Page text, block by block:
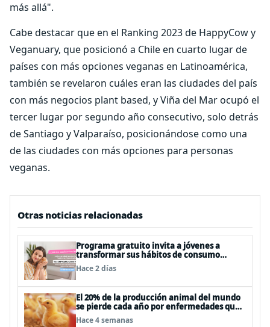
más allá".
Cabe destacar que en el Ranking 2023 de HappyCow y
Veganuary, que posicionó a Chile en cuarto lugar de
países con más opciones veganas en Latinoamérica,
también se revelaron cuáles eran las ciudades del país
con más negocios plant based, y Viña del Mar ocupó el
tercer lugar por segundo año consecutivo, solo detrás
de Santiago y Valparaíso, posicionándose como una
de las ciudades con más opciones para personas
veganas.
Otras noticias relacionadas
Programa gratuito invita a jóvenes a
transformar sus hábitos de consumo
cosmético, alimenticio y de moda
Hace 2 días
El 20% de la producción animal del mundo
se pierde cada año por enfermedades que
se pueden evitar
Hace 4 semanas